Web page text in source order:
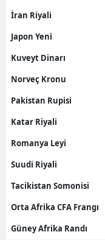
İran Riyali
Japon Yeni
Kuveyt Dinarı
Norveç Kronu
Pakistan Rupisi
Katar Riyali
Romanya Leyi
Suudi Riyali
Tacikistan Somonisi
Orta Afrika CFA Frangı
Güney Afrika Randı